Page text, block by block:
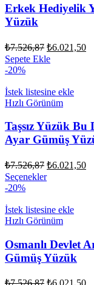
Seçenekler
ürün
Erkek Hediyelik
Yüzük
₺7.526,87 Orijinal
fiyat:
₺6.021,50Şu
Sepete Ekle
-20%
İstek listesine ekle
Hızlı Görünüm
Taşsız Yüzük
Ayar Gümüş
₺7.526,87 Orijinal
fiyat:
₺6.021,50Şu
SeçeneklerBu
fazla
varyasyonu
Seçenekler
ürün
sayfasından
-20%
İstek listesine ekle
Hızlı Görünüm
Osmanlı Devlet
Gümüş Yüzük
Orijinal
Şu